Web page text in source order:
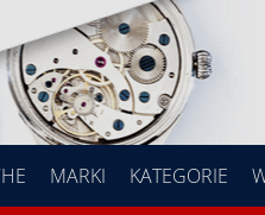
MARKI KATEGORIE